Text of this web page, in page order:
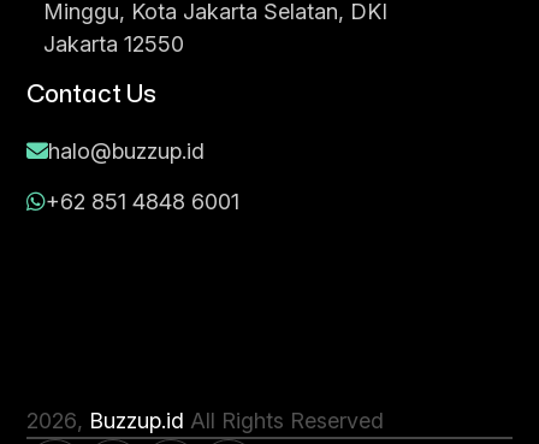
Minggu, Kota Jakarta Selatan, DKI
Jakarta 12550
Contact Us
halo@buzzup.id
+62 851 4848 6001
2026, Buzzup.id All Rights Reserved